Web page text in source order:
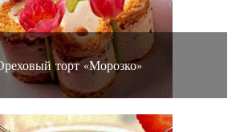
торт «Морозко»